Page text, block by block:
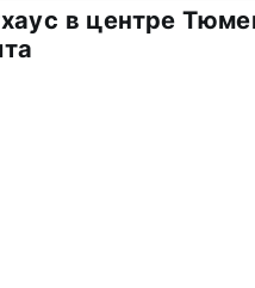
в центре